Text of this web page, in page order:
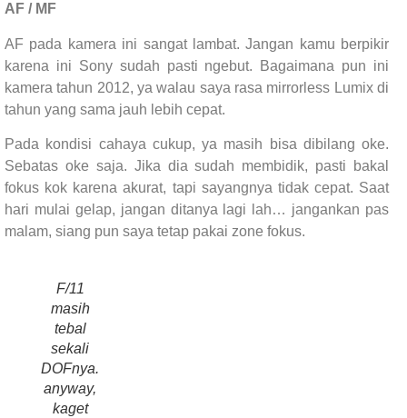
AF / MF
AF pada kamera ini sangat lambat. Jangan kamu berpikir
karena ini Sony sudah pasti ngebut. Bagaimana pun ini
kamera tahun 2012, ya walau saya rasa mirrorless Lumix di
tahun yang sama jauh lebih cepat.
Pada kondisi cahaya cukup, ya masih bisa dibilang oke.
Sebatas oke saja. Jika dia sudah membidik, pasti bakal
fokus kok karena akurat, tapi sayangnya tidak cepat. Saat
hari mulai gelap, jangan ditanya lagi lah… jangankan pas
malam, siang pun saya tetap pakai zone fokus.
F/11
masih
tebal
sekali
DOFnya.
anyway,
kaget